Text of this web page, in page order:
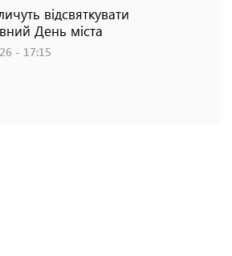
відсвяткувати
День міста
- 17:15